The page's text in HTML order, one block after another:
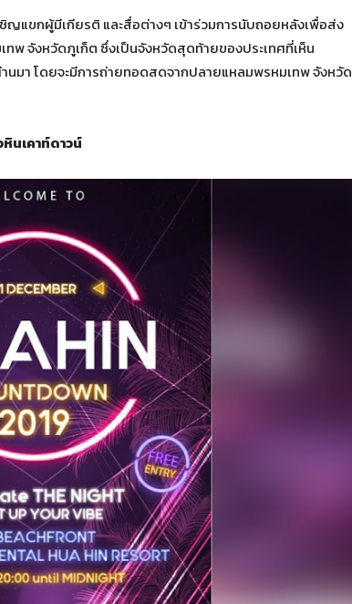
ญแขกผู้มีเกียรติ และสื่อต่างๆ เข้าร่วมการนับถอยหลังเพื่อส่ง
จังหวัดภูเก็ต ซึ่งเป็นจังหวัดสุดท้ายของประเทศที่เห็น
มา โดยจะมีการถ่ายทอดสดจากปลายแหลมพรหมเทพ จังหวัด
นเคาท์ดาวน์